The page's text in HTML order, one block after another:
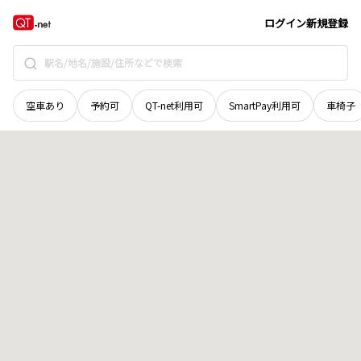
ログイン新規登録
空車あり 予約可 QT-net利用可 SmartPay利用可 車椅子
広島県